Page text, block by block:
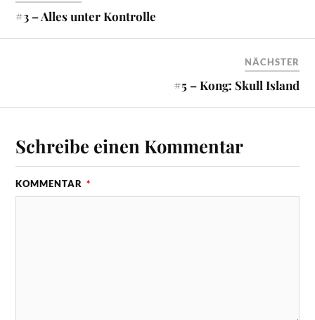
#3 – Alles unter Kontrolle
NÄCHSTER
#5 – Kong: Skull Island
Schreibe einen Kommentar
KOMMENTAR *